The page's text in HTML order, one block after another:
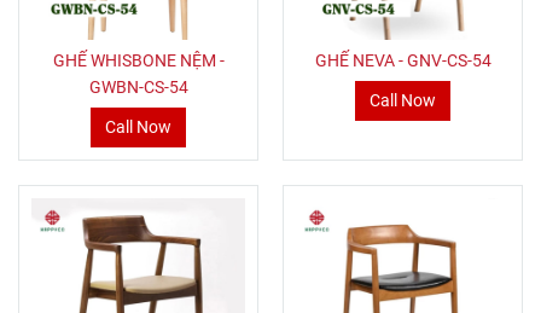
GHẾ WHISBONE NỆM -
GWBN-CS-54
Call Now
GHẾ NEVA - GNV-CS-54
Call Now